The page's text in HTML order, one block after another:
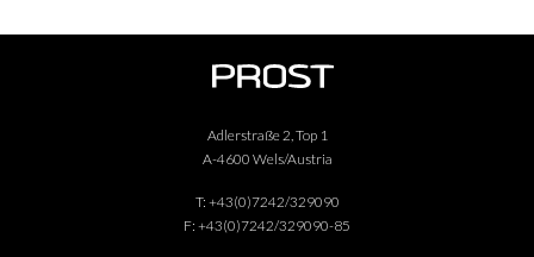
Adlerstraße 2, Top 1
A-4600 Wels/Austria
T: +43(0)7242/329090
F: +43(0)7242/329090-85